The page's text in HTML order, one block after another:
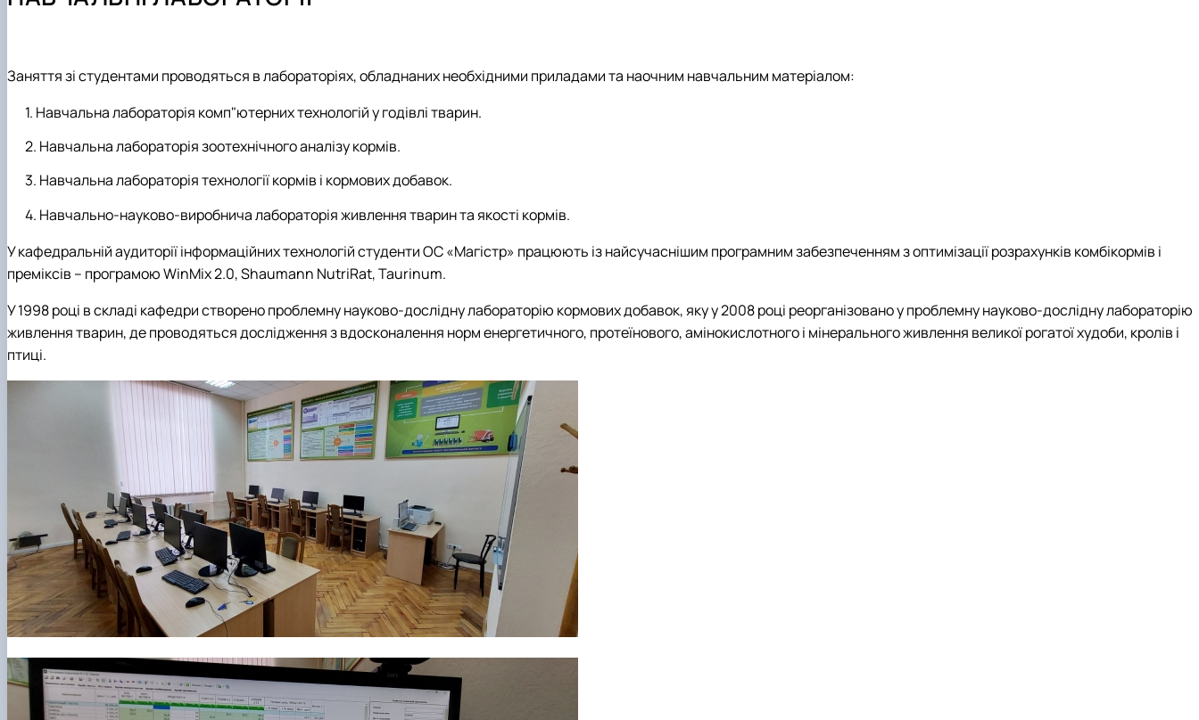
Можливості працевлаштування
Фотогалерея
Наукові гуртки
Заняття зі студентами проводяться в лабораторіях, обладнаних необхідними приладами та наочним навчальним матеріалом:
Навчальна лабораторія комп"ютерних технологій у годівлі тварин.
Навчальна лабораторія зоотехнічного аналізу кормів.
Навчальна лабораторія технології кормів і кормових добавок.
Навчально-науково-виробнича лабораторія живлення тварин та якості кормів.
У кафедральній аудиторії інформаційних технологій студенти ОС «Магістр» працюють із найсучаснішим програмним забезпеченням з оптимізації розрахунків комбікормів і
преміксів – програмою WinMix 2.0, Shaumann NutriRat, Taurinum.
У 1998 році в складі кафедри створено проблемну науково-дослідну лабораторію кормових добавок, яку у 2008 році реорганізовано у проблемну науково-дослідну лабораторію
живлення тварин, де проводяться дослідження з вдосконалення норм енергетичного, протеїнового, амінокислотного і мінерального живлення великої рогатої худоби, кролів і
птиці.